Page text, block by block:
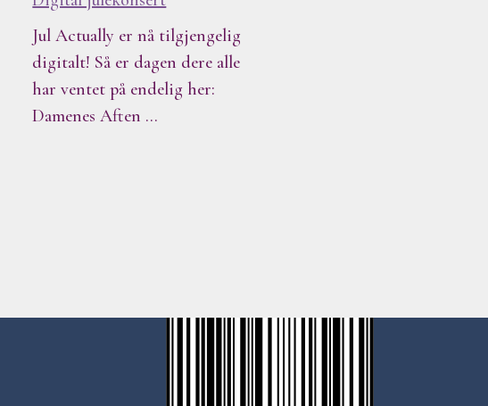
Jul Actually er nå tilgjengelig
digitalt! Så er dagen dere alle
har ventet på endelig her:
Damenes Aften …